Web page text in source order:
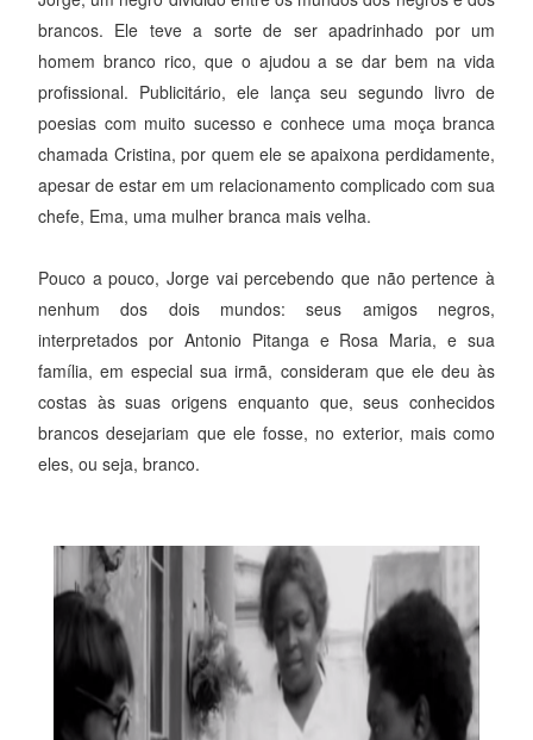
brancos. Ele teve a sorte de ser apadrinhado por um
homem branco rico, que o ajudou a se dar bem na vida
profissional. Publicitário, ele lança seu segundo livro de
poesias com muito sucesso e conhece uma moça branca
chamada Cristina, por quem ele se apaixona perdidamente,
apesar de estar em um relacionamento complicado com sua
chefe, Ema, uma mulher branca mais velha.
Pouco a pouco, Jorge vai percebendo que não pertence à
nenhum dos dois mundos: seus amigos negros,
interpretados por Antonio Pitanga e Rosa Maria, e sua
família, em especial sua irmã, consideram que ele deu às
costas às suas origens enquanto que, seus conhecidos
brancos desejariam que ele fosse, no exterior, mais como
eles, ou seja, branco.